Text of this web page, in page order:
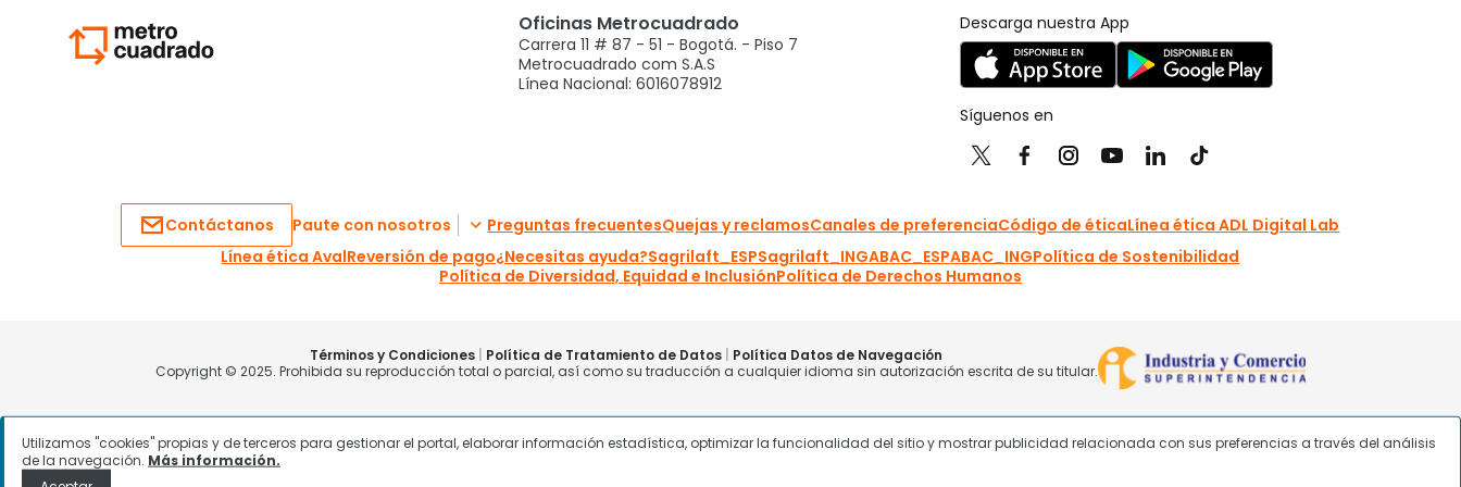
Utilizamos "cookies" propias y de terceros para gestionar el portal, elaborar información estadística, optimizar la funcionalidad del sitio y mostrar publicidad relacionada con sus preferencias a través del análisis
de la navegación. Más información.